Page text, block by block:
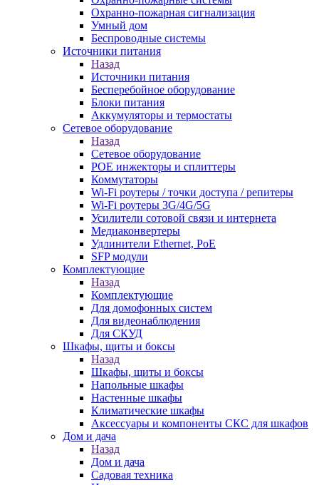
Охранно-пожарная сигнализация
Умный дом
Беспроводные системы
Источники питания
Назад
Источники питания
Бесперебойное оборудование
Блоки питания
Аккумуляторы и термостаты
Сетевое оборудование
Назад
Сетевое оборудование
POE инжекторы и сплиттеры
Коммутаторы
Wi-Fi роутеры / точки доступа / репитеры
Wi-Fi роутеры 3G/4G/5G
Усилители сотовой связи и интернета
Медиаконвертеры
Удлинители Ethernet, PoE
SFP модули
Комплектующие
Назад
Комплектующие
Для домофонных систем
Для видеонаблюдения
Для СКУД
Шкафы, щиты и боксы
Назад
Шкафы, щиты и боксы
Напольные шкафы
Настенные шкафы
Климатические шкафы
Аксессуары и компоненты СКС для шкафов
Дом и дача
Назад
Дом и дача
Садовая техника